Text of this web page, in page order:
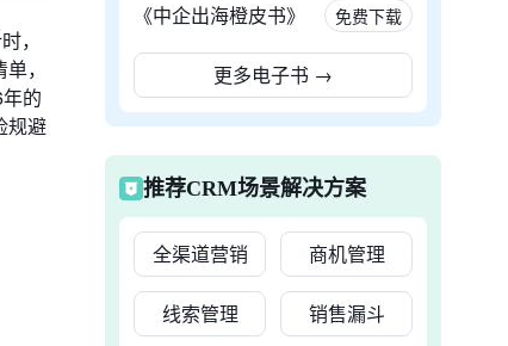
，
，
的
规避
《中企出海橙皮书》 免费下载
更多电子书 →
推荐CRM场景解决方案
全渠道营销 商机管理
线索管理 销售漏斗